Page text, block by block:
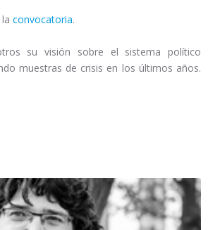
convocatoria.
su visión sobre el sistema político
muestras de crisis en los últimos años.